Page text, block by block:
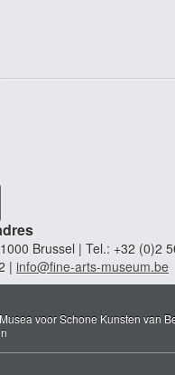
Brussel | Tel.: +32 (0)2
| info@fine-arts-museum.be
voor Schone Kunsten van